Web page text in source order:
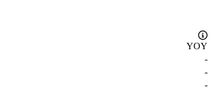
YOY
-
-
-